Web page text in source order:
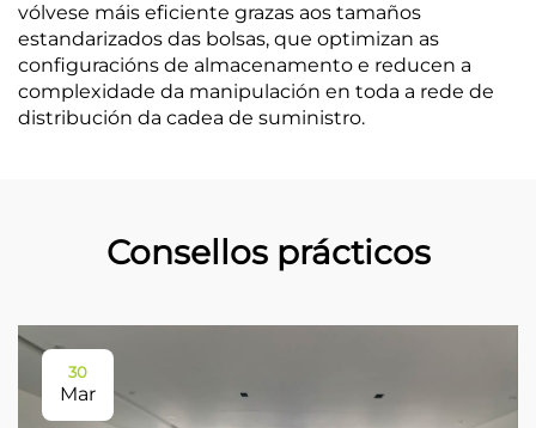
vólvese máis eficiente grazas aos tamaños
estandarizados das bolsas, que optimizan as
configuracións de almacenamento e reducen a
complexidade da manipulación en toda a rede de
distribución da cadea de suministro.
Consellos prácticos
30
Mar